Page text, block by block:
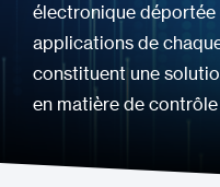
électronique
applications de
constituent une
en matière de